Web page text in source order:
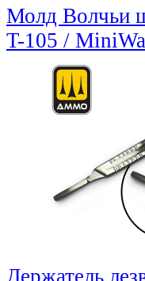
Молд Волчьи
T-105 /